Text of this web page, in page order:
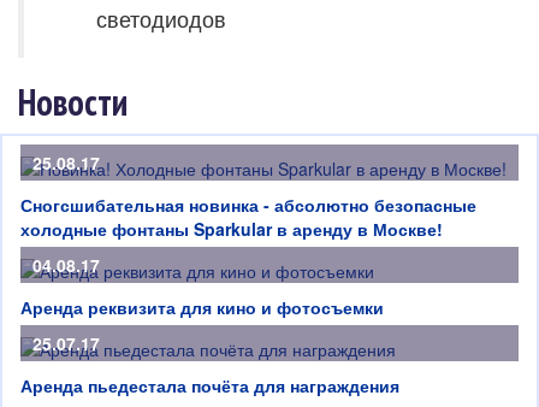
светодиодов
Новости
25.08.17
Сногсшибательная новинка - абсолютно безопасные
холодные фонтаны Sparkular в аренду в Москве!
04.08.17
Аренда реквизита для кино и фотосъемки
25.07.17
Аренда пьедестала почёта для награждения